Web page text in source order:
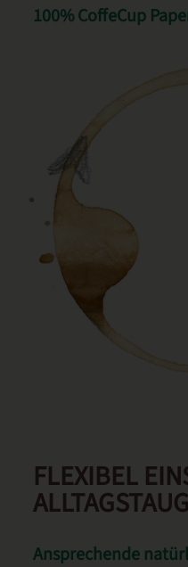
100% CoffeCup
FLEXIBEL
Ansprechende